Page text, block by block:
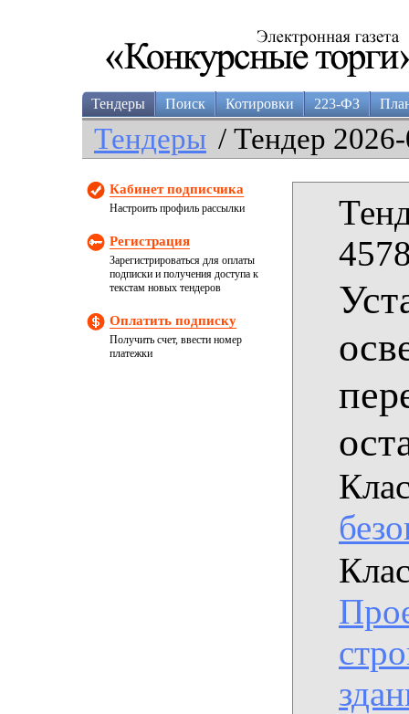
Тендеры Поиск Котировки 223-ФЗ
Тендеры / Тендер
Кабинет подписчика
Настроить профиль рассылки
Регистрация
Зарегистрироваться для оплаты
подписки и получения доступа к
текстам новых тендеров
Оплатить подписку
Получить счет, ввести номер
платежки